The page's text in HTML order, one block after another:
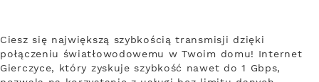
Ciesz się największą szybkością transmisji dzięki
połączeniu światłowodowemu w Twoim domu! Internet
Gierczyce, który zyskuje szybkość nawet do 1 Gbps,